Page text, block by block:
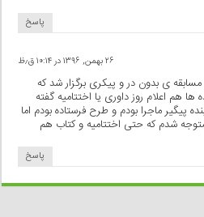
پاسخ
۲۶ بهمن, ۱۳۹۶ در ۱۰:۱۴ ق٫ظ
ی بدون در و پیکری برگزار شد که
هم اعلام روز داوری یا اختتامیه گفته
پیگیر ماجرا بودم و طرح فرستاده بودم اما
شدم که حتی اختتامیه و کتاب هم
پاسخ